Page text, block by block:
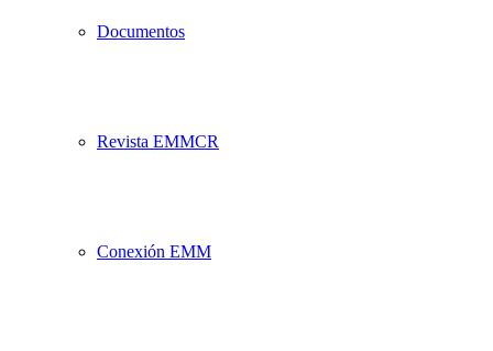
Documentos
Revista EMMCR
Conexión EMM